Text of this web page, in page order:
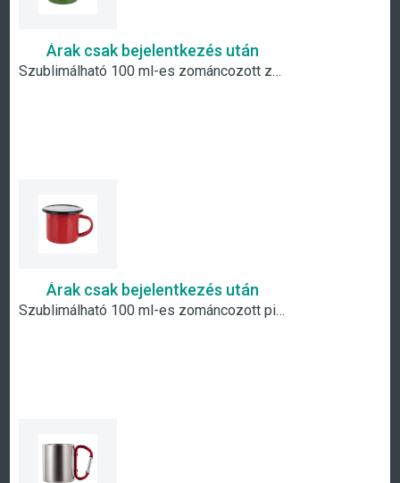
Árak csak bejelentkezés után
Szublimálható 100 ml-es zománcozott zöld fém csésze fekete szegéllyel
Árak csak bejelentkezés után
Szublimálható 100 ml-es zománcozott piros fém csésze fekete szegéllyel